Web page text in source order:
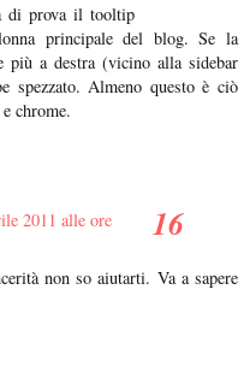
di prova il tooltip
principale del blog. Se la
più a destra (vicino alla sidebar
spezzato. Almeno questo è ciò
chrome.
2011 alle ore
non so aiutarti. Va a sapere